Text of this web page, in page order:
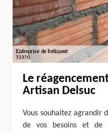
Le
Artisan Delsuc
Vous souhaitez agrandir
de vos besoins et de